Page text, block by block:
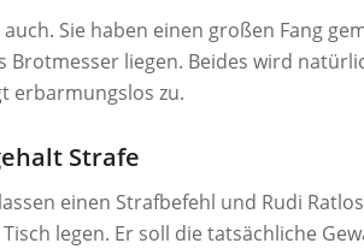
Sie haben einen großen Fang
Brotmesser liegen. Beides wird
erbarmungslos zu.
Strafe
einen Strafbefehl und Rudi
legen. Er soll die tatsächliche